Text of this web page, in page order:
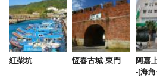
2019-09-15 11:17:30
紅柴坑 恆春古城-東門
阿嘉
-[海